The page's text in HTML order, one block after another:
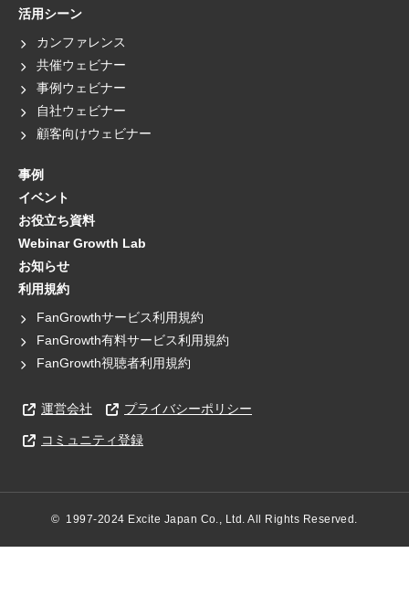
活用シーン
カンファレンス
共催ウェビナー
事例ウェビナー
自社ウェビナー
顧客向けウェビナー
事例
イベント
お役立ち資料
Webinar Growth Lab
お知らせ
利用規約
FanGrowthサービス利用規約
FanGrowth有料サービス利用規約
FanGrowth視聴者利用規約
運営会社 プライバシーポリシー
コミュニティ登録
©  1997-2024 Excite Japan Co., Ltd. All Rights Reserved.